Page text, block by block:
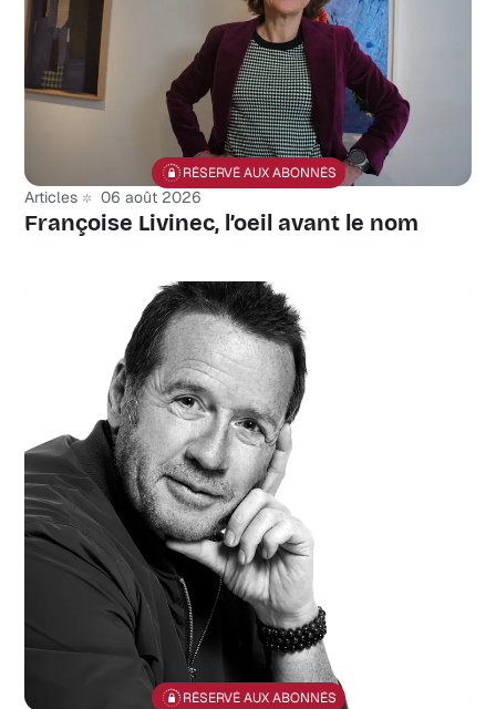
RÉSERVÉ AUX ABONNÉS
Articles 06 août 2026
Françoise Livinec, l’oeil avant le nom
RÉSERVÉ AUX ABONNÉS